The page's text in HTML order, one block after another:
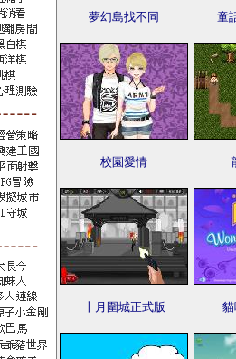
夢幻島找不同 童
校園愛情
十月圍城正式版